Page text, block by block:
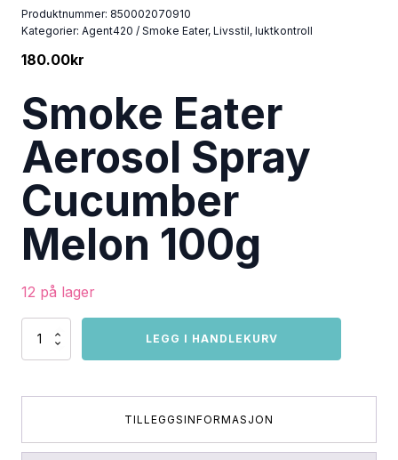
Produktnummer: 850002070910
Kategorier: Agent420 / Smoke Eater, Livsstil, luktkontroll
180.00kr
Smoke Eater
Aerosol Spray
Cucumber
Melon 100g
12 på lager
Smoke
Cucumber
antall
LEGG I HANDLEKURV
TILLEGGSINFORMASJON